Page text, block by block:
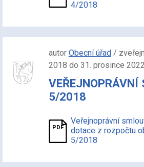
4/2018
autor Obecní úřad/
2018 do 31. prosince 2022
VEŘEJNOPRÁVNÍ
5/2018
Veřejnoprávní
dotace z rozpočtu
5/2018